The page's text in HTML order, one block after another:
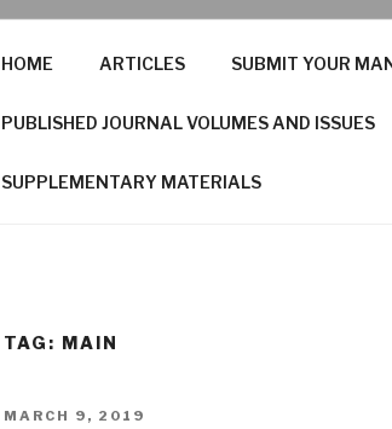
HOME ARTICLES SUBMIT YOUR
PUBLISHED JOURNAL VOLUMES AND ISSUES
SUPPLEMENTARY MATERIALS
TAG: MAIN
POSTED
MARCH 9, 2019